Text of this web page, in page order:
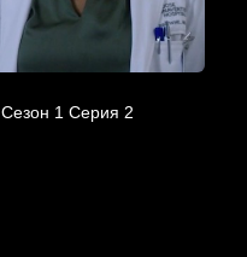
Сезон 1 Серия 2